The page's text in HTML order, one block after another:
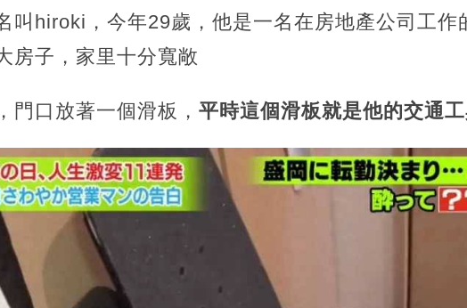
叫hiroki，今年29歲，他是一名在房地產公司工作
房子，家里十分寬敞
門口放著一個滑板， 平時這個滑板就是他的交通